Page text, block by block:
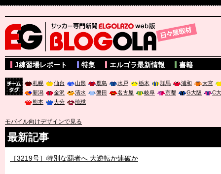
サッカー専門新聞ELGOLAZO web版 BLOGOLA
J練習場レポート 特集 エルゴラ最新情報 書籍
札幌 仙台 山形 鹿島 水戸 栃木 群馬 浦和
大宮
新潟
金沢 清水 磐田 名古屋 岐阜 京都 G大阪
C
熊本
大分 琉球
モバイル向けデザインで見る
最新記事
［3219号］特別な覇者へ 大逆転か連破か